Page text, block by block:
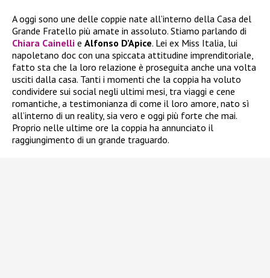
A oggi sono une delle coppie nate all’interno della Casa del
Grande Fratello più amate in assoluto. Stiamo parlando di
Chiara Cainelli e Alfonso D’Apice. Lei ex Miss Italia, lui
napoletano doc con una spiccata attitudine imprenditoriale,
fatto sta che la loro relazione è proseguita anche una volta
usciti dalla casa. Tanti i momenti che la coppia ha voluto
condividere sui social negli ultimi mesi, tra viaggi e cene
romantiche, a testimonianza di come il loro amore, nato sì
all’interno di un reality, sia vero e oggi più forte che mai.
Proprio nelle ultime ore la coppia ha annunciato il
raggiungimento di un grande traguardo.